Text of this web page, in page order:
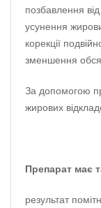
позбавлення
усунення
корекції
зменшення
За допомогою
жирових
Препарат має
результат